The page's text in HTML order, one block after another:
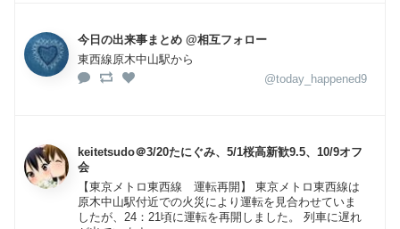
今日の出来事まとめ @相互フォロー
東西線原木中山駅から
@today_happened9
keitetsudo＠3/20たにぐみ、5/1桜高新歓9.5、10/9オフ
会
【東京メトロ東西線 運転再開】 東京メトロ東西線は
原木中山駅付近での火災により運転を見合わせていま
したが、24：21頃に運転を再開しました。 列車に遅れ